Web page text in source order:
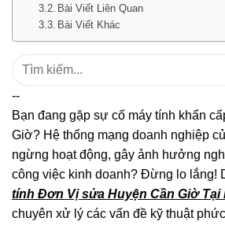
Bài Viết Liên Quan
Bài Viết Khác
Tìm
--
Bạn đang gặp sự cố máy tính khẩn
Giờ? Hệ thống mạng doanh nghiệp
ngừng hoạt động, gây ảnh hưởng
công việc kinh doanh? Đừng lo lắng!
tính Đơn Vị sửa Huyện Cần Giờ Tại
chuyên xử lý các vấn đề kỹ thuật